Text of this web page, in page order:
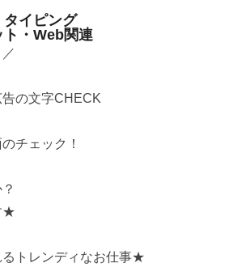
タイピング
ト・Web関連
の文字CHECK
チェック！
★
トレンディなお仕事★